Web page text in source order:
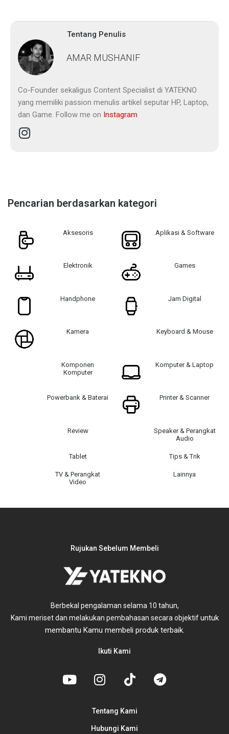
Tentang Penulis
AMAR MUSHANIF
Co-Founder sekaligus Content Specialist di YATEKNO
yang memiliki passion menulis artikel seputar HP, Laptop,
dan Game. Follow me on Instagram
Pencarian berdasarkan kategori
Aksesoris Aplikasi & Software
Elektronik Games
Handphone Jam Digital
Kamera Keyboard & Mouse
Komponen
Komputer
Komputer & Laptop
Powerbank & Baterai Printer & Scanner
Review
Speaker & Perangkat
Audio
Tablet Tips & Trik
TV & Perangkat
Video
Lainnya
Rujukan Sebelum Membeli
Berbekal pengalaman selama 10 tahun,
Kami meriset dan melakukan pembahasan secara objektifuntuk
membantu Kamu membeli produk terbaik.
Ikuti Kami
Tentang Kami
Hubungi Kami